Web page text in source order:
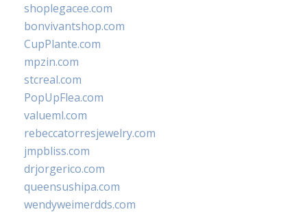
shoplegacee.com
bonvivantshop.com
CupPlante.com
mpzin.com
stcreal.com
PopUpFlea.com
valueml.com
rebeccatorresjewelry.com
jmpbliss.com
drjorgerico.com
queensushipa.com
wendyweimerdds.com